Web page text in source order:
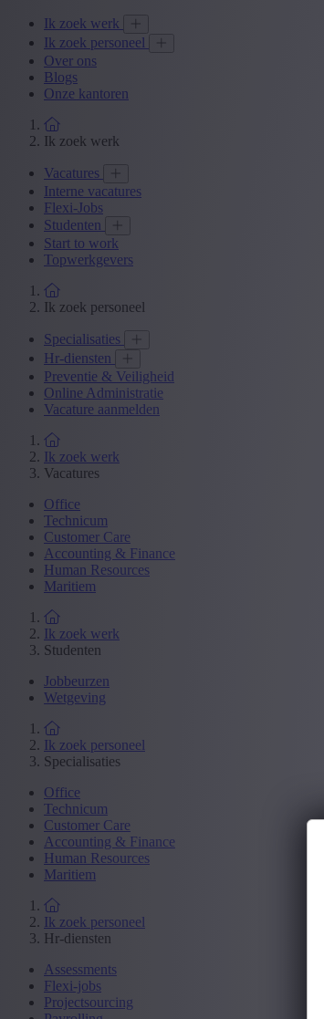
Ik zoek werk
Ik zoek personeel
Over ons
Blogs
Onze kantoren
Ik zoek werk
Vacatures
Interne vacatures
Flexi-Jobs
Studenten
Start to work
Topwerkgevers
Ik zoek personeel
Specialisaties
Hr-diensten
Preventie & Veiligheid
Online Administratie
Vacature aanmelden
Ik zoek werk
Vacatures
Office
Technicum
Customer Care
Accounting & Finance
Human Resources
Maritiem
Ik zoek werk
Studenten
Jobbeurzen
Wetgeving
Ik zoek personeel
Specialisaties
Office
Technicum
Customer Care
Accounting & Finance
Human Resources
Maritiem
Ik zoek personeel
Hr-diensten
Assessments
Flexi-jobs
Projectsourcing